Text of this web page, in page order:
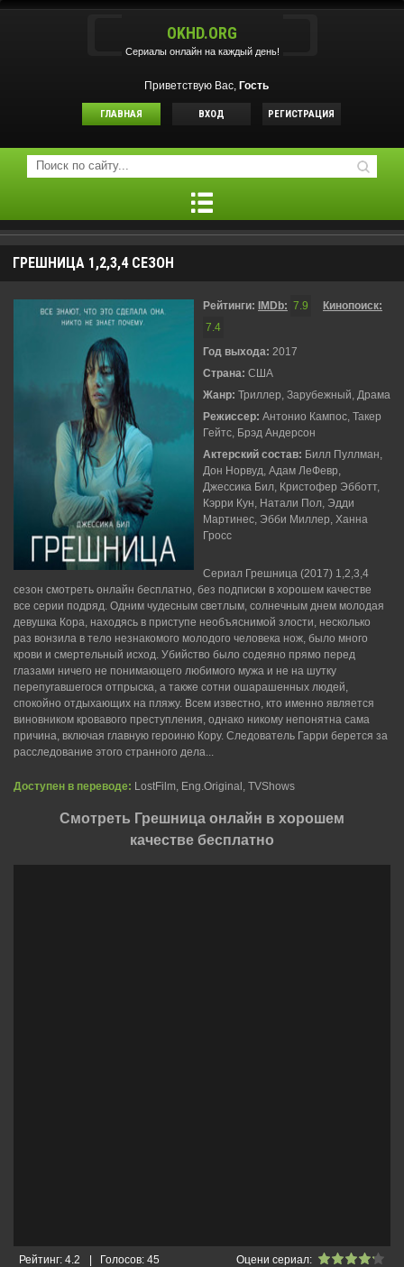
OKHD.ORG
Сериалы онлайн на каждый день!
Приветствую Вас, Гость
ГЛАВНАЯ ВХОД РЕГИСТРАЦИЯ
ГРЕШНИЦА 1,2,3,4 СЕЗОН
Рейтинги: IMDb: 7.9
Кинопоиск:
7.4
Год выхода: 2017
Страна: США
Жанр: Триллер, Зарубежный, Драма
Режиссер: Антонио Кампос, Такер
Гейтс, Брэд Андерсон
Актерский состав: Билл Пуллман,
Дон Норвуд, Адам ЛеФевр,
Джессика Бил, Кристофер Эбботт,
Кэрри Кун, Натали Пол, Эдди
Мартинес, Эбби Миллер, Ханна
Гросс
Сериал Грешница (2017) 1,2,3,4
сезон смотреть онлайн бесплатно, без подписки в хорошем качестве
все серии подряд. Одним чудесным светлым, солнечным днем молодая
девушка Кора, находясь в приступе необъяснимой злости, несколько
раз вонзила в тело незнакомого молодого человека нож, было много
крови и смертельный исход. Убийство было содеяно прямо перед
глазами ничего не понимающего любимого мужа и не на шутку
перепугавшегося отпрыска, а также сотни ошарашенных людей,
спокойно отдыхающих на пляжу. Всем известно, кто именно является
виновником кровавого преступления, однако никому непонятна сама
причина, включая главную героиню Кору. Следователь Гарри берется за
расследование этого странного дела...
Доступен в переводе: LostFilm, Eng.Original, TVShows
Смотреть Грешница онлайн в хорошем
качестве бесплатно
Оцени сериал:
Рейтинг: 4.2 Голосов:45